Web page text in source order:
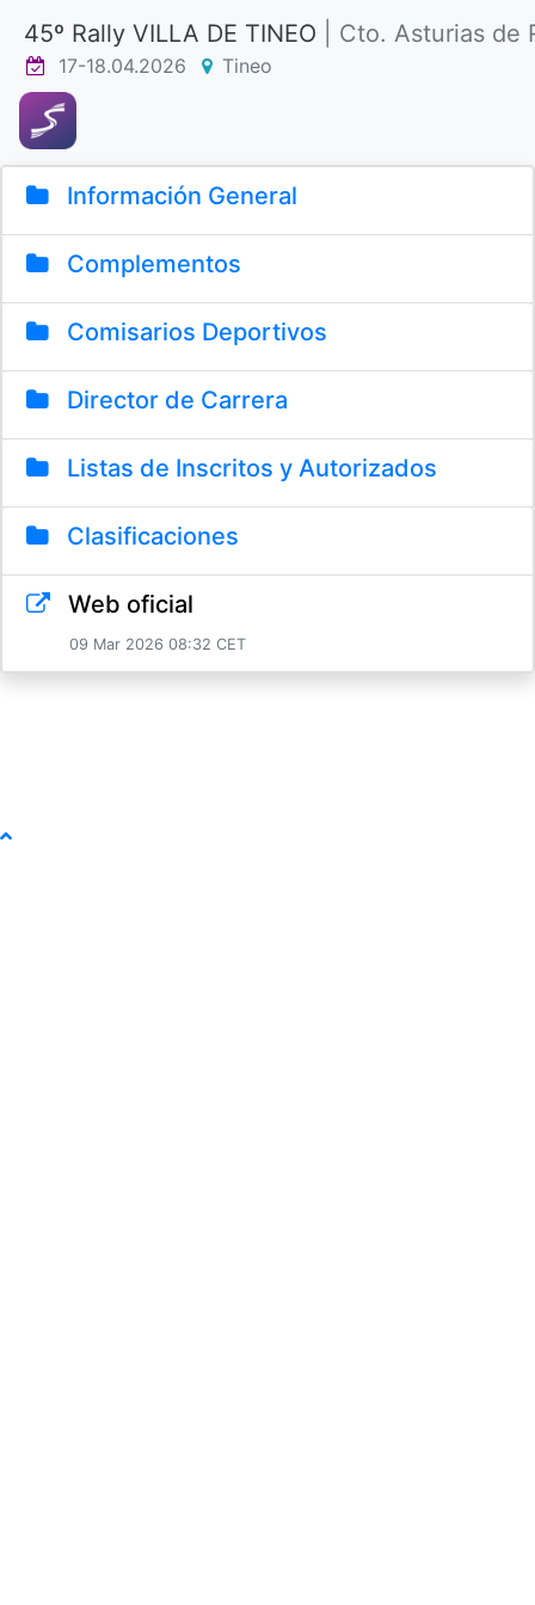
45º Rally VILLA DE TINEO | Cto. Asturias de
17-18.04.2026 Tineo
Información General
Complementos
Comisarios Deportivos
Director de Carrera
Listas de Inscritos y Autorizados
Clasificaciones
Web oficial
09 Mar 2026 08:32 CET